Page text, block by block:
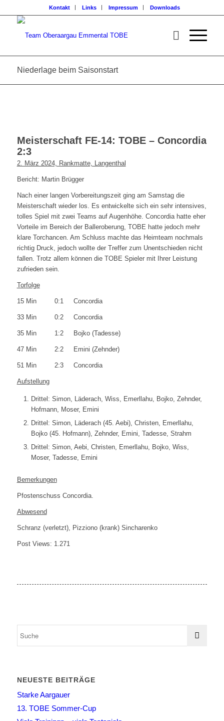
Kontakt Links Impressum Downloads
Niederlage beim Saisonstart
Meisterschaft FE-14: TOBE – Concordia
2:3
2. März 2024, Rankmatte, Langenthal
Bericht: Martin Brügger
Nach einer langen Vorbereitungszeit ging am Samstag die
Meisterschaft wieder los. Es entwickelte sich ein sehr intensives,
tolles Spiel mit zwei Teams auf Augenhöhe. Concordia hatte eher
Vorteile im Bereich der Balleroberung, TOBE hatte jedoch mehr
klare Torchancen. Am Schluss machte das Heimteam nochmals
richtig Druck, jedoch wollte der Treffer zum Unentschieden nicht
fallen. Trotz allem können die TOBE Spieler mit Ihrer Leistung
zufrieden sein.
Torfolge
15 Min 0:1 Concordia
33 Min 0:2 Concordia
35 Min 1:2 Bojko (Tadesse)
47 Min 2:2 Emini (Zehnder)
51 Min 2:3 Concordia
Aufstellung
Drittel: Simon, Läderach, Wiss, Emerllahu, Bojko, Zehnder,
Hofmann, Moser, Emini
Drittel: Simon, Läderach (45. Aebi), Christen, Emerllahu,
Bojko (45. Hofmann), Zehnder, Emini, Tadesse, Strahm
Drittel: Simon, Aebi, Christen, Emerllahu, Bojko, Wiss,
Moser, Tadesse, Emini
Bemerkungen
Pfostenschuss Concordia.
Abwesend
Schranz (verletzt), Pizziono (krank) Sincharenko
Post Views: 1.271
NEUESTE BEITRÄGE
Starke Aargauer
13. TOBE Sommer-Cup